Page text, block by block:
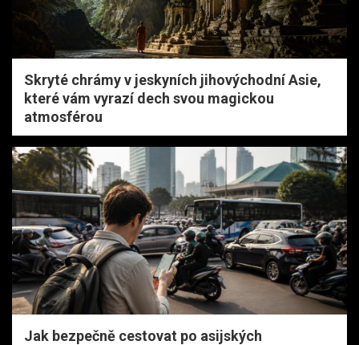
Skryté chrámy v jeskyních jihovýchodní Asie,
které vám vyrazí dech svou magickou
atmosférou
Jak bezpečně cestovat po asijských